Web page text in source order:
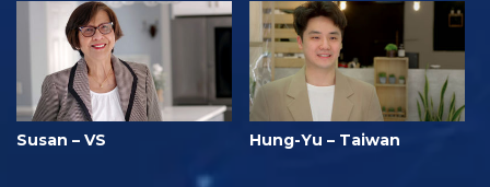
Susan – VS Hung-Yu – Taiwan